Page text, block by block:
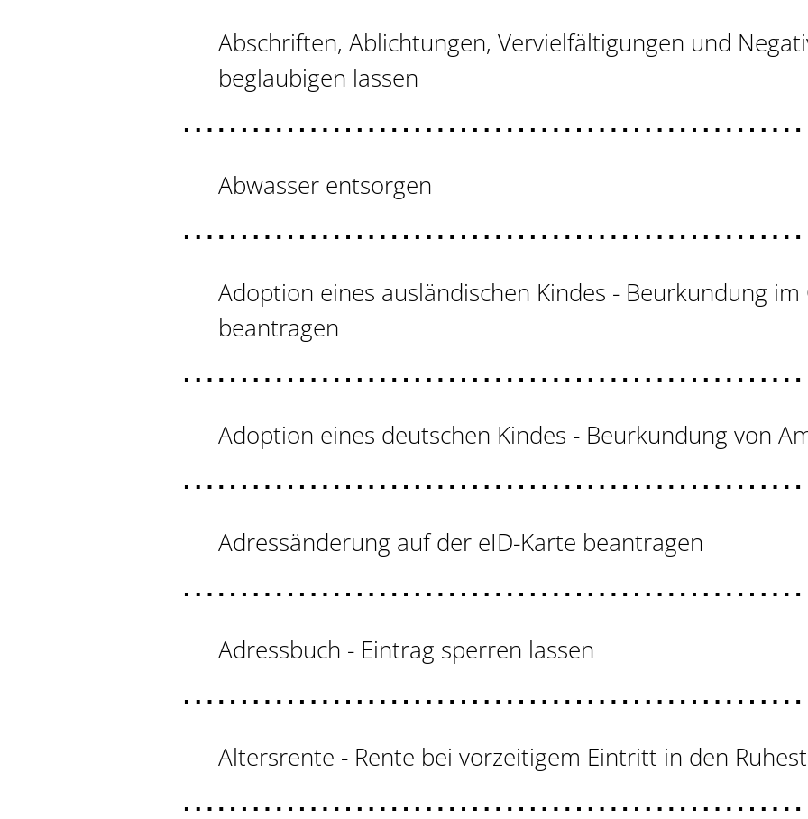
Abschriften, Ablichtungen, Vervielfältigungen und
beglaubigen lassen
Abwasser entsorgen
Adoption eines ausländischen Kindes - Beurkundung
beantragen
Adoption eines deutschen Kindes - Beurkundung von
Adressänderung auf der eID-Karte beantragen
Adressbuch - Eintrag sperren lassen
Altersrente - Rente bei vorzeitigem Eintritt in den